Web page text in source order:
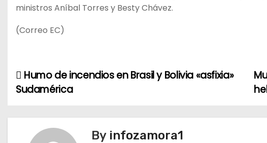
ministros Aníbal Torres y Besty Chávez.
(Correo EC)
N
v
Humo de incendios en Brasil y Bolivia «asfixia»
Sudamérica
By infozamora1